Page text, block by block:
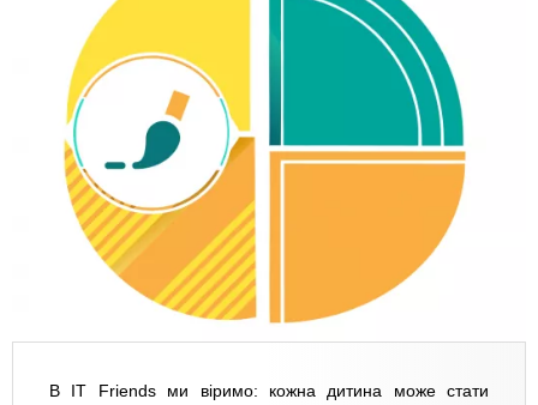
В IT Friends ми віримо: кожна дитина може стати